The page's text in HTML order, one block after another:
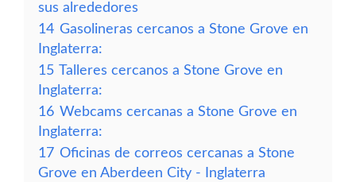
sus alrededores
14 Gasolineras cercanos a Stone Grove en
Inglaterra:
15 Talleres cercanos a Stone Grove en
Inglaterra:
16 Webcams cercanas a Stone Grove en
Inglaterra:
17 Oficinas de correos cercanas a Stone
Grove en Aberdeen City - Inglaterra